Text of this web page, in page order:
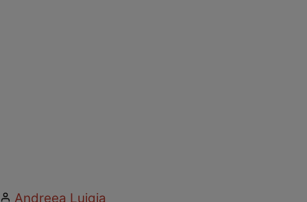
Andreea Luigia